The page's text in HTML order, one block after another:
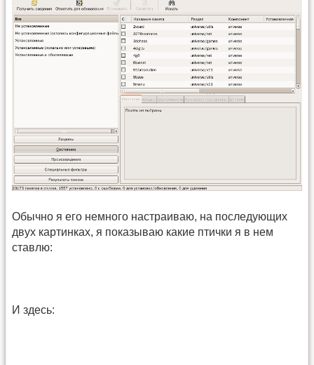
Обычно я его немного настраиваю, на последующих
двух картинках, я показываю какие птички я в нем
ставлю:
И здесь: